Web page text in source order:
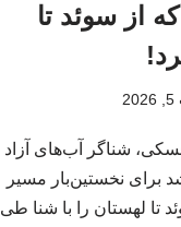
از سوئد تا
شناگر آب‌های آزاد
برای نخستین‌بار مسیر
تا لهستان را با شنا طی